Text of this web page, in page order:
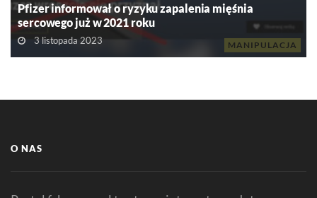
MANIPULACJA
Pfizer informował o ryzyku zapalenia mięśnia
sercowego już w 2021 roku
3 listopada 2023
O NAS